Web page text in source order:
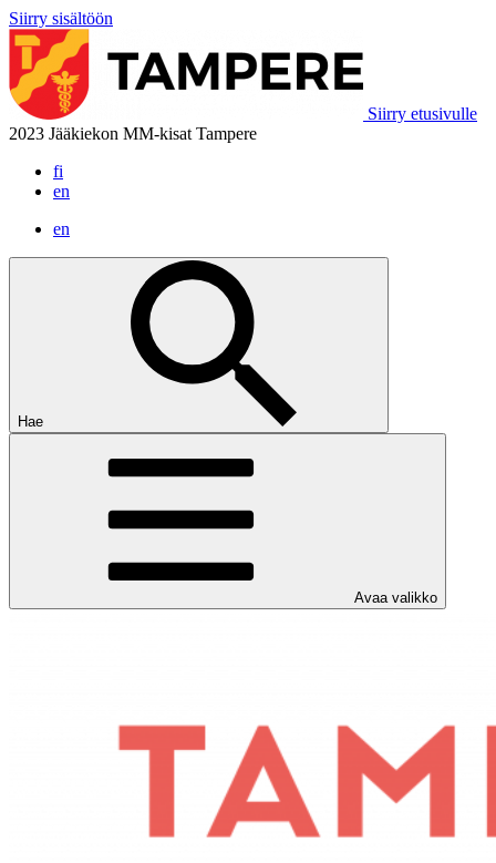
Siirry sisältöön
Siirry etusivulle
2023 Jääkiekon MM-kisat Tampere
fi
en
en
Hae
Avaa valikko